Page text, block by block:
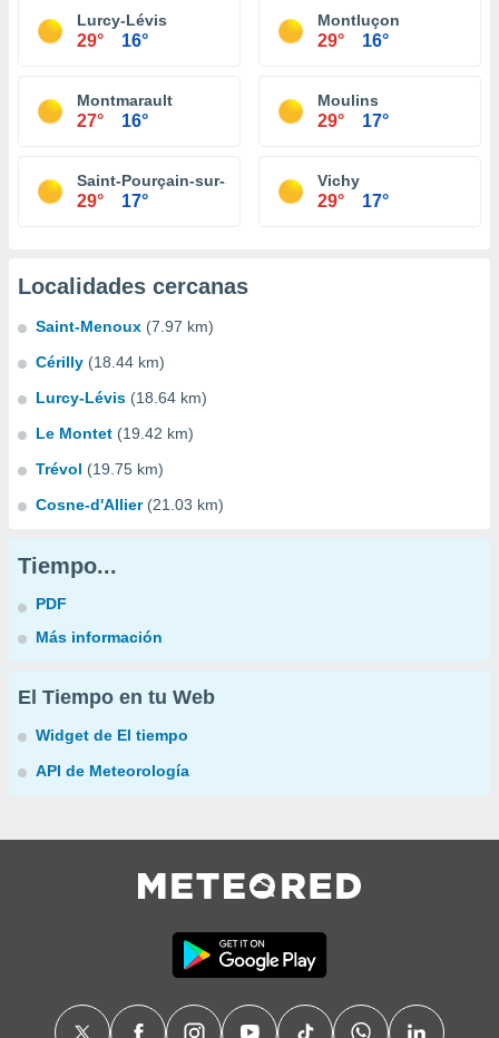
Lurcy-Lévis
29° 16°
Montluçon
29° 16°
Montmarault
27° 16°
Moulins
29° 17°
Saint-Pourçain-sur-Sioule
29° 17°
Vichy
29° 17°
Localidades cercanas
Saint-Menoux (7.97 km)
Cérilly (18.44 km)
Lurcy-Lévis (18.64 km)
Le Montet (19.42 km)
Trévol (19.75 km)
Cosne-d'Allier (21.03 km)
Tiempo...
PDF
Más información
El Tiempo en tu Web
Widget de El tiempo
API de Meteorología